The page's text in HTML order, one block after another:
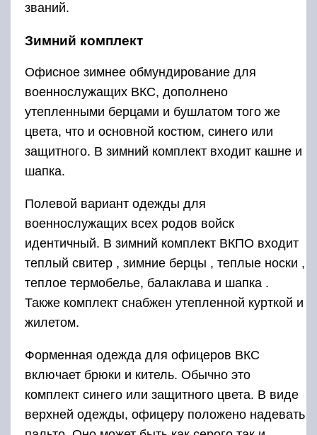
званий.
Зимний комплект
Офисное зимнее обмундирование для
военнослужащих ВКС, дополнено
утепленными берцами и бушлатом того же
цвета, что и основной костюм, синего или
защитного. В зимний комплект входит кашне и
шапка.
Полевой вариант одежды для
военнослужащих всех родов войск
идентичный. В зимний комплект ВКПО входит
теплый свитер , зимние берцы , теплые носки ,
теплое термобелье, балаклава и шапка .
Также комплект снабжен утепленной курткой и
жилетом.
Форменная одежда для офицеров ВКС
включает брюки и китель. Обычно это
комплект синего или защитного цвета. В виде
верхней одежды, офицеру положено надевать